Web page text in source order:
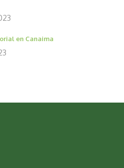
en Canaima